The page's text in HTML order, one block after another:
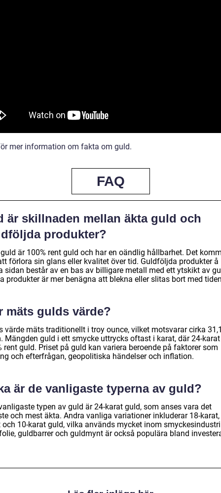
mer information om fakta om guld.
FAQ
är skillnaden mellan äkta guld och
produkter?
är 100% rent guld och har en oändlig hållbarhet. Det
förlora sin glans eller kvalitet över tid. Guldföljda produkter å
sidan består av en bas av billigare metall med ett ytskikt av
produkter är mer benägna att blekna eller slitas bort med
mäts gulds värde?
värde mäts traditionellt i troy ounce, vilket motsvarar cirka
Mängden guld i ett smycke uttrycks oftast i karat, där 24-
rent guld. Priset på guld kan variera beroende på faktorer som
och efterfrågan, geopolitiska händelser och inflation.
är de vanligaste typerna av guld?
typen av guld är 24-karat guld, som anses vara det
och mest äkta. Andra vanliga variationer inkluderar 18-karat,
och 10-karat guld, vilka används mycket inom
guldbarrer och guldmynt är också populära bland